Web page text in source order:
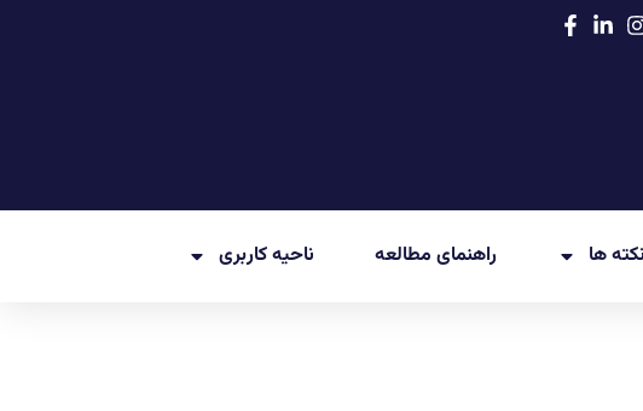
ها راهنمای مطالعه ناحیه کاربری